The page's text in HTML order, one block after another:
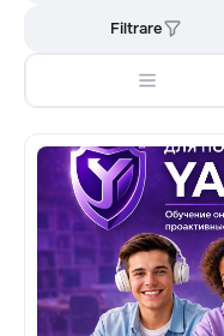
Filtrare